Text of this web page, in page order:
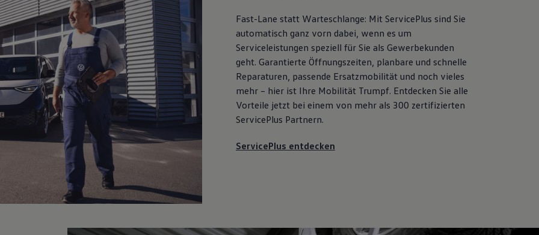
Fast-Lane statt Warteschlange: Mit ServicePlus sind Sie
automatisch ganz vorn dabei, wenn es um
Serviceleistungen speziell für Sie als Gewerbekunden
geht. Garantierte Öffnungszeiten, planbare und schnelle
Reparaturen, passende Ersatzmobilität und noch vieles
mehr – hier ist Ihre Mobilität Trumpf. Entdecken Sie alle
Vorteile jetzt bei einem von mehr als 300 zertifizierten
ServicePlus Partnern.
ServicePlus entdecken